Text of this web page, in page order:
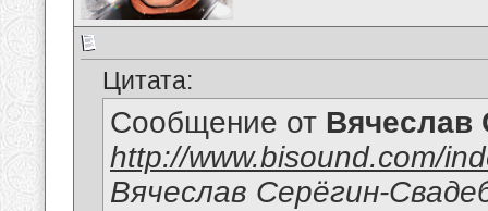
Цитата:
Сообщение от Вячеслав
http://www.bisound.com/
Вячеслав Серёгин-